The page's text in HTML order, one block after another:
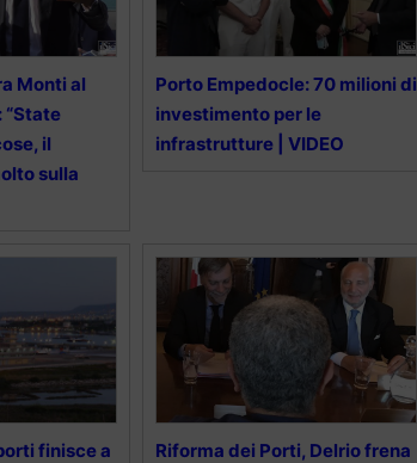
Monti al
“State
il
sulla
Porto Empedocle: 70 milioni di
investimento per le
infrastrutture | VIDEO
finisce a
Riforma dei Porti, Delrio frena